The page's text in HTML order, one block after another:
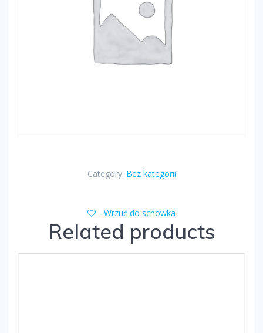
Category: Bez kategorii
Wrzuć do schowka
Related products